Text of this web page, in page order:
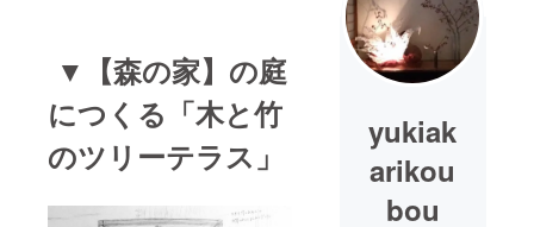
▼【森の家】の庭
につくる「木と竹
のツリーテラス」
yukiak
arikou
bou